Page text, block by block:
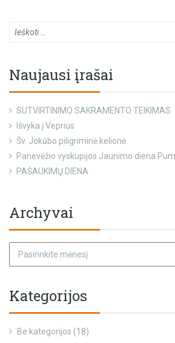
Naujausi įrašai
SUTVIRTINIMO SAKRAMENTO TEIKIMAS
Išvyka į Veprius
Šv. Jokūbo piligriminė kelionė
Panevėžio vyskupijos Jaunimo diena
PAŠAUKIMŲ DIENA
Archyvai
Kategorijos
Be kategorijos (18)